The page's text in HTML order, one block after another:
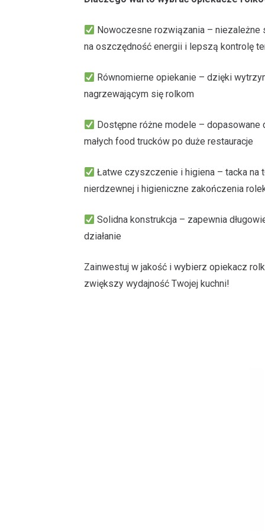
Nowoczesne rozwiązania –
na oszczędność energii i lepszą kontrolę
Równomierne opiekanie – dzięki
nagrzewającym się rolkom
Dostępne różne modele – dopasowane
małych food trucków po duże restauracje
Łatwe czyszczenie i higiena – tacka na
nierdzewnej i higieniczne zakończenia
Solidna konstrukcja – zapewnia
działanie
Zainwestuj w jakość i wybierz opiekacz
zwiększy wydajność Twojej kuchni!